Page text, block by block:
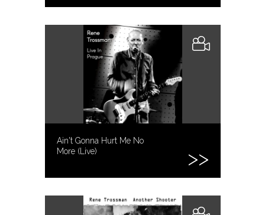
Ain't Gonna Hurt Me No
More (Live)